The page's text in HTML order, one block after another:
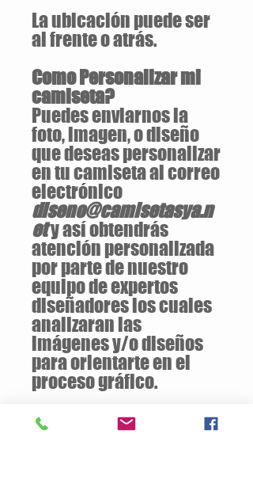
La ubicación puede ser
al frente o atrás.
Como Personalizar mi
camiseta?
Puedes enviarnos la
foto, imagen, o diseño
que deseas personalizar
en tu camiseta al correo
electrónico
diseno@camisetasya.n
ety así obtendrás
atención personalizada
por parte de nuestro
equipo de expertos
diseñadores los cuales
analizaran las
imágenes y/o diseños
para orientarte en el
proceso gráfico.
Descuentosa partir de